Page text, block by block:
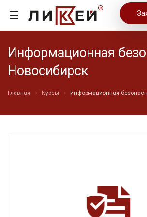
Информационная
Новосибирск
Главная Курсы Информационная